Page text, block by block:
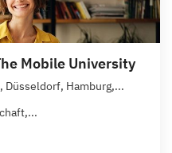
Mobile University
Düsseldorf, Hamburg,...